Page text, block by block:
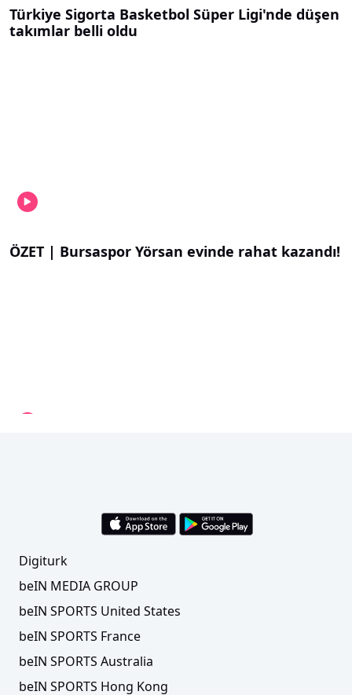
Türkiye Sigorta Basketbol Süper Ligi'nde düşen
takımlar belli oldu
ÖZET | Bursaspor Yörsan evinde rahat kazandı!
Digiturk
beIN MEDIA GROUP
beIN SPORTS United States
beIN SPORTS France
beIN SPORTS Australia
beIN SPORTS Hong Kong